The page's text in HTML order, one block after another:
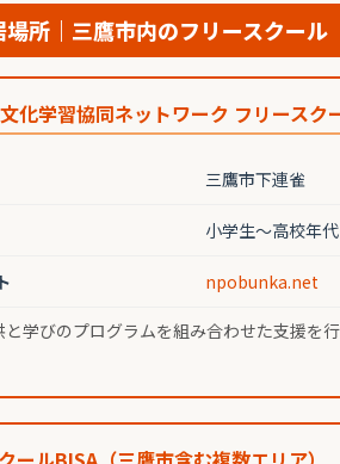
場所｜三鷹市内のフリースクール
化学習協同ネットワーク フリースク
三鷹市下連雀
小学生〜高校年
npobunka.net
学びのプログラムを組み合わせた支援を